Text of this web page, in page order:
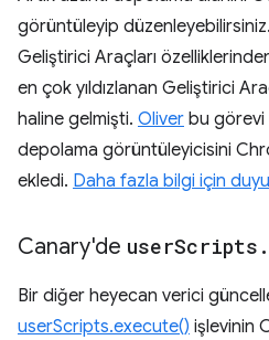
görüntüleyip
Geliştirici Araçları
en çok yıldızlanan Geliştirici
haline gelmişti. Oliver bu görevi
depolama görüntüleyicisini
ekledi. Daha fazla bilgi için
Canary'de userScripts .
Bir diğer heyecan verici
userScripts.execute() işlevinin